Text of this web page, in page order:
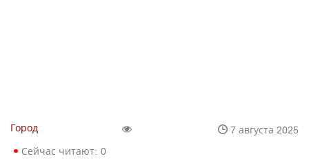
Город
7 августа 2025
Сейчас читают: 0